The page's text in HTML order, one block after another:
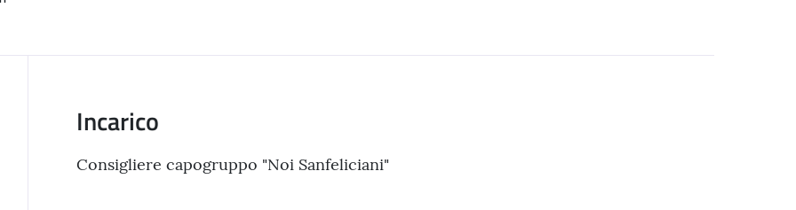
Incarico
Consigliere capogruppo "Noi Sanfeliciani"